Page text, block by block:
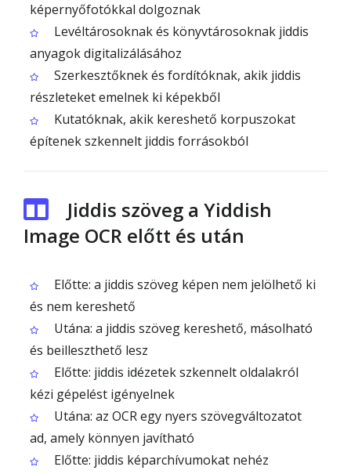
képernyőfotókkal dolgoznak
Levéltárosoknak és könyvtárosoknak jiddis
anyagok digitalizálásához
Szerkesztőknek és fordítóknak, akik jiddis
részleteket emelnek ki képekből
Kutatóknak, akik kereshető korpuszokat
építenek szkennelt jiddis forrásokból
Jiddis szöveg a Yiddish
Image OCR előtt és után
Előtte: a jiddis szöveg képen nem jelölhető ki
és nem kereshető
Utána: a jiddis szöveg kereshető, másolható
és beilleszthető lesz
Előtte: jiddis idézetek szkennelt oldalakról
kézi gépelést igényelnek
Utána: az OCR egy nyers szövegváltozatot
ad, amely könnyen javítható
Előtte: jiddis képarchívumokat nehéz